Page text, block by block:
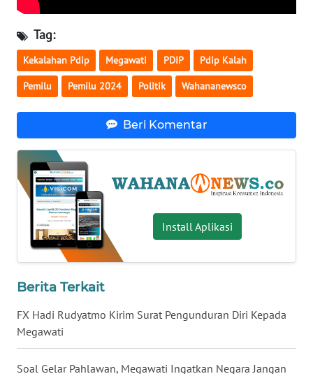
Tag:
Kekalahan Pdip Megawati PDIP Pdip Kalah
Pemilu Pemilu 2024 Politik Wahananewsco
Beri Komentar
Install Aplikasi
Berita Terkait
FX Hadi Rudyatmo Kirim Surat Pengunduran Diri Kepada
Megawati
Soal Gelar Pahlawan, Megawati Ingatkan Negara Jangan
WN
RIAU
WN
SERAMBI
WN
JAMBI
WN
SULTRA
WN
NTB
WN